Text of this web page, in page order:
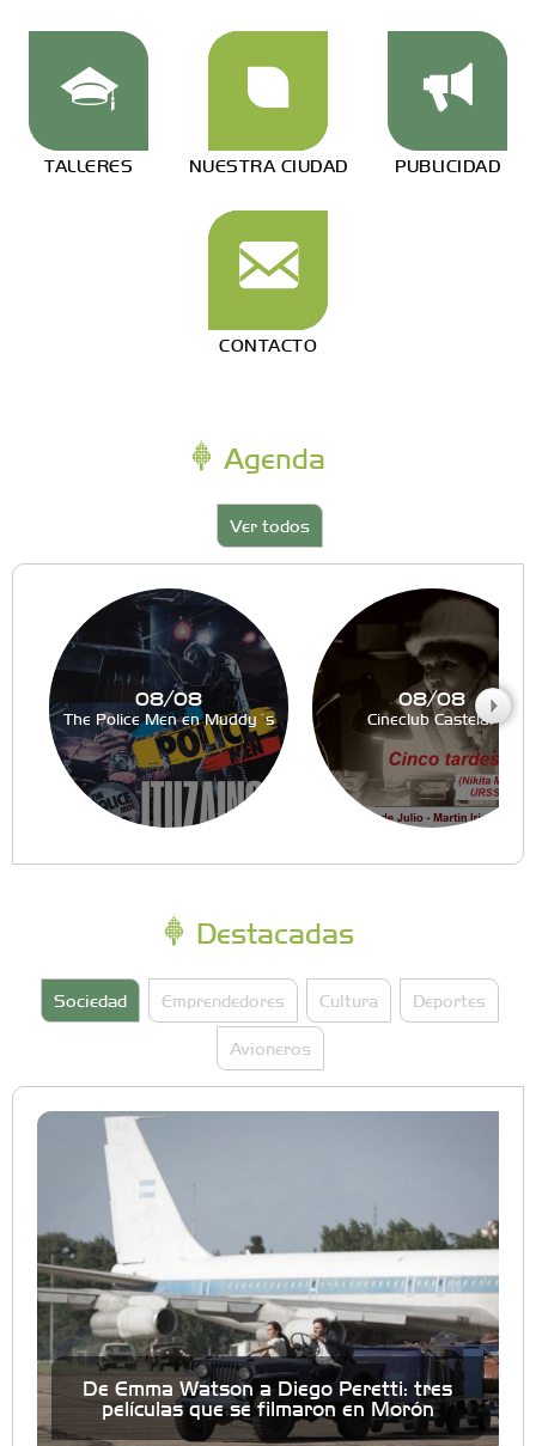
TALLERES NUESTRA CIUDAD PUBLICIDAD
CONTACTO
Agenda
Ver todos
08/08
The Police Men en Muddy´s
08/08
Cineclub Castelar
Destacadas
Sociedad Emprendedores Cultura Deportes
Avioneros
De Emma Watson a Diego Peretti: tres
películas que se filmaron en Morón